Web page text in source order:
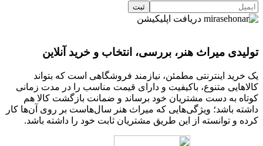
دریافت اپلیکیشن
تولیدی میراث هنر، بررسی، انتخاب و خرید آنلاین
یک خرید اینترنتی مطمئن، نیازمند فروشگاهی است که بتواند
کالاهایی متنوع، باکیفیت و دارای قیمت مناسب را در مدت زمانی
کوتاه به دست مشتریان خود برساند و ضمانت بازگشت کالا هم
داشته باشد؛ ویژگی‌هایی که میراث هنر سال‌هاست بر روی آن‌ها کار
کرده و توانسته از این طریق مشتریان ثابت خود را داشته باشد.